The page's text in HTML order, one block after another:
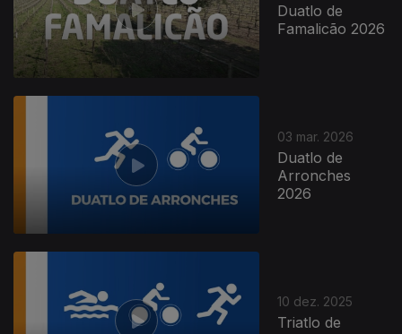
Duatlo de
Famalicão 2026
03 mar. 2026
Duatlo de
Arronches
2026
10 dez. 2025
Triatlo de